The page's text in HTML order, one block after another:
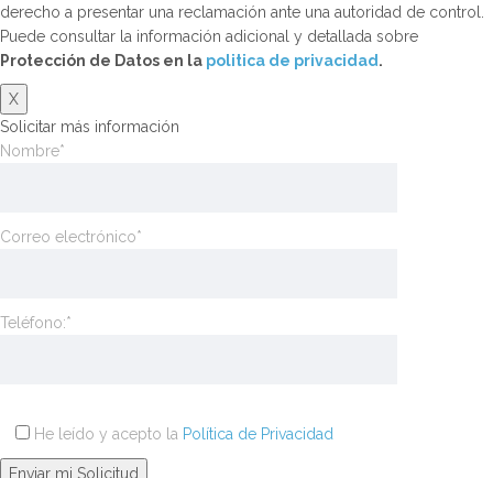
derecho a presentar una reclamación ante una autoridad de control.
Puede consultar la información adicional y detallada sobre
Protección de Datos en la politica de privacidad .
X
Solicitar más información
Nombre*
Correo electrónico*
Teléfono:*
He leído y acepto la Política de Privacidad